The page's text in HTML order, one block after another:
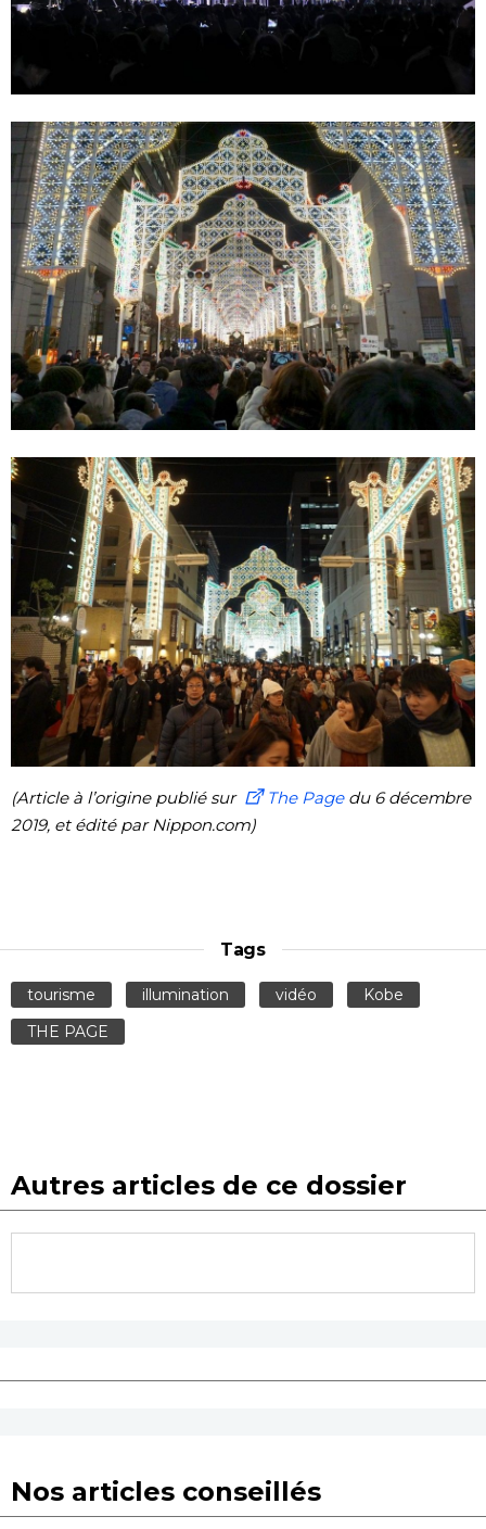
(Article à l’origine publié sur The Pagedu 6 décembre
2019, et édité par Nippon.com)
Tags
tourisme illumination vidéo
Kobe
THE PAGE
Autres articles de ce dossier
Nos articles conseillés